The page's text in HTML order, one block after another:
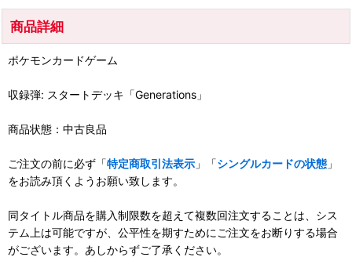
商品詳細
ポケモンカードゲーム
収録弾: スタートデッキ「Generations」
商品状態：中古良品
ご注文の前に必ず「特定商取引法表示 」「シングルカードの状態 」
をお読み頂くようお願い致します。
同タイトル商品を購入制限数を超えて複数回注文することは、シス
テム上は可能ですが、公平性を期すためにご注文をお断りする場合
がございます。あしからずご了承ください。